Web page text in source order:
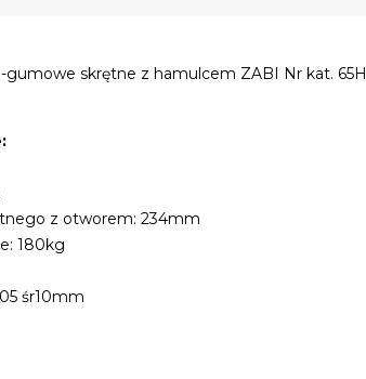
skrętne z hamulcem ZABI Nr kat. 65H
z otworem: 234mm
180kg
śr10mm